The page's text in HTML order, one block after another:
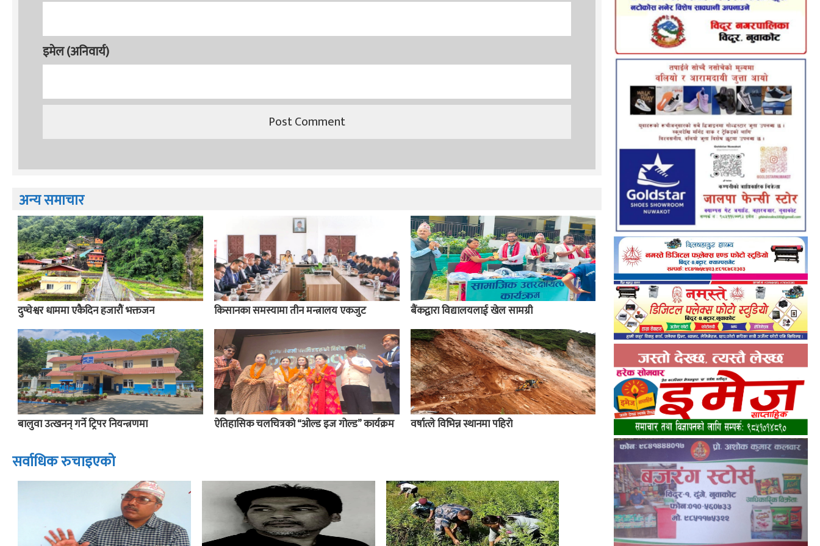
इमेल (अनिवार्य)
अन्य समाचार
दुप्चेश्वर धाममा एकैदिन हजारौं भक्तजन किसानका समस्यामा तीन मन्त्रालय एकजुट बैंकद्वारा विद्यालयलाई खेल सामग्री
बालुवा उत्खनन् गर्ने ट्रिपर नियन्त्रणमा ऐतिहासिक चलचित्रको “ओल्ड इज गोल्ड” कार्यक्रम वर्षात्ले विभिन्न स्थानमा पहिरो
सर्वाधिक रुचाइएको